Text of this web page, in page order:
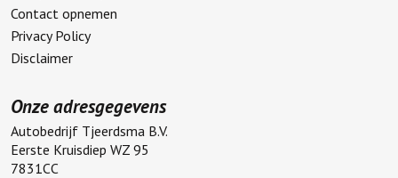
Contact opnemen
Privacy Policy
Disclaimer
Onze adresgegevens
Autobedrijf Tjeerdsma B.V.
Eerste Kruisdiep WZ 95
7831CC